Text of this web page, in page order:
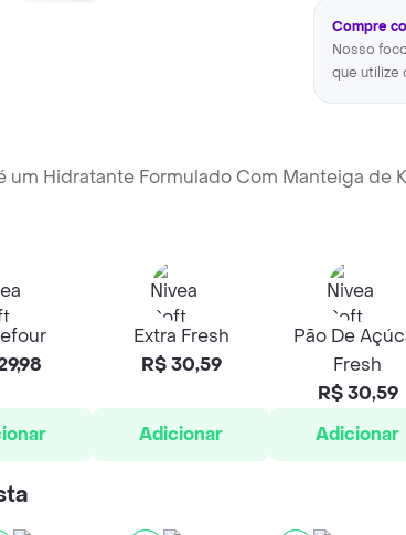
Compre
Nosso
que utilize
Hidratante Formulado Com Manteiga de
Extra Fresh
R$ 30,59
Adicionar
Pão De
Fresh
R$ 30,59
Adicionar